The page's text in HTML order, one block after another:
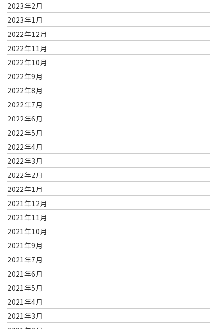
2023年2月
2023年1月
2022年12月
2022年11月
2022年10月
2022年9月
2022年8月
2022年7月
2022年6月
2022年5月
2022年4月
2022年3月
2022年2月
2022年1月
2021年12月
2021年11月
2021年10月
2021年9月
2021年7月
2021年6月
2021年5月
2021年4月
2021年3月